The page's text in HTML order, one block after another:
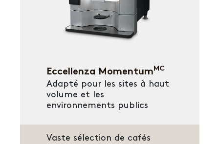
Eccellenza MomentumMC
Adapté pour les sites à haut
volume et les
environnements publics
Vaste sélection de cafés